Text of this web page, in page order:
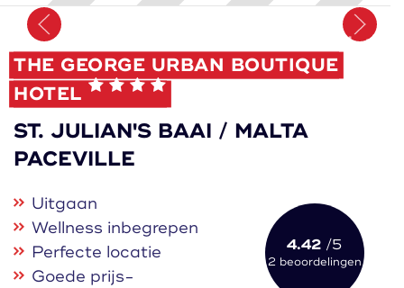
Onthoud
THE GEORGE URBAN BOUTIQUE
HOTEL
ST. JULIAN'S BAAI / MALTA
PACEVILLE
Uitgaan
Wellness inbegrepen
Perfecte locatie
Goede prijs-
4.42 /5
2 beoordelingen